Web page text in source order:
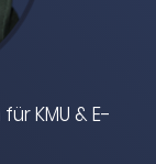
KMU & E-